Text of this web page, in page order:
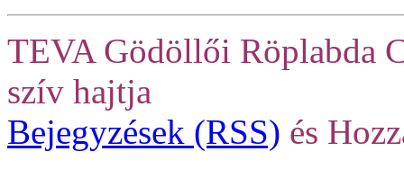
TEVA Gödöllői Röplabda
szív hajtja
Bejegyzések (RSS) és